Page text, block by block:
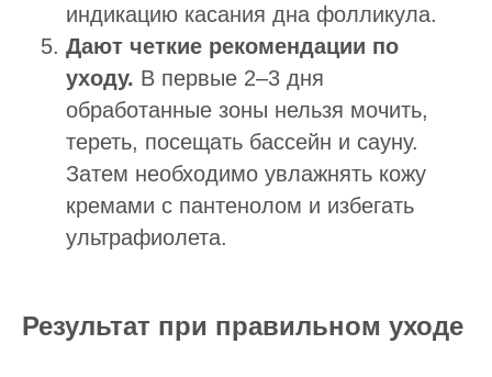
индикацию касания дна фолликула.
Дают четкие рекомендации по
уходу. В первые 2–3 дня
обработанные зоны нельзя мочить,
тереть, посещать бассейн и сауну.
Затем необходимо увлажнять кожу
кремами с пантенолом и избегать
ультрафиолета.
Результат при правильном уходе